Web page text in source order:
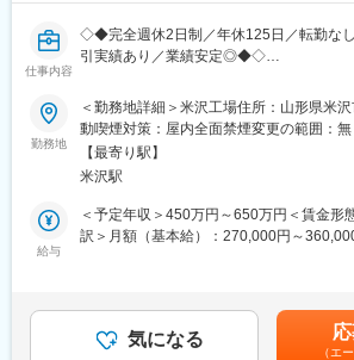
また、グループの垣根を超えCRCから
ェンジ、事業の枠をこえ新たなキャリアに
変更の範囲：会社の定める業務
品です。
（1）キャリアパス
・社員 → 主任 → 所長 → 課長 → 部長と着
可能です。
・昇給1回／最短3年で営業所所長になった
・年功序列ではなく、実績と姿勢を見て判
努力やプロセスもしっかり評価される制
最初は思うように数字が出なくても、続け
上がる仕組みになっています。
仕事内容
◇◆完全週休2日制／年休125日／転勤な
引実績あり／業績安定◎◆◇
管理責任者として業務をお任せいたしま
■主な業務内容：
・出荷判定
・出荷を適正に行うための管理業務／事務
・事業所内にある医薬品の品質管理
・取引先とのやり取り
その後、今いる製造管理責任者からの引
す。
勤務地
＜勤務地詳細＞米沢工場住所：山形県米
動喫煙対策：屋内全面禁煙変更の範囲：無
【最寄り駅】
米沢駅
給与
＜予定年収＞450万円～650万円＜賃金形
訳＞月額（基本給）：270,000円～
す。月給(月額)は固定手当を含めた表記で
気になる
（エ